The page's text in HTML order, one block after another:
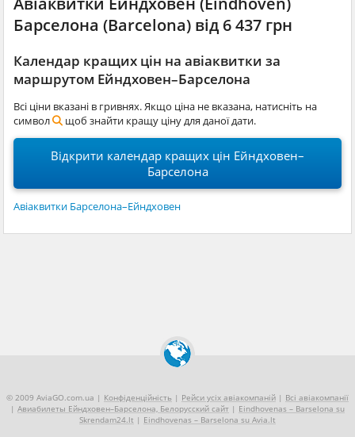
Барселона (Barcelona) від 6 437 грн
Календар кращих цін на авіаквитки за
маршрутом Ейндховен–Барселона
Всі ціни вказані в гривнях. Якщо ціна не вказана, натисніть на
символ
щоб знайти кращу ціну для даної дати.
Відкрити календар кращих цін Ейндховен–
Барселона
Авіаквитки Барселона–Ейндховен
© 2009 AviaGO.com.ua | Конфіденційність | Рейси усіх авіакомпаній | Всі авіакомпанії
| Авиабилеты Ейндховен–Барселона, Белорусский сайт | Eindhovenas – Barselona su
Skrendam24.lt | Eindhovenas – Barselona su Avia.lt